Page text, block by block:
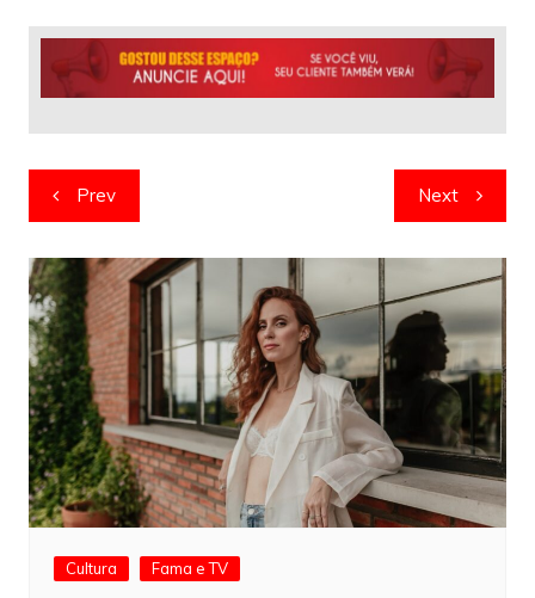
Navegação
de
artigos
Prev Next
Cultura Fama e TV